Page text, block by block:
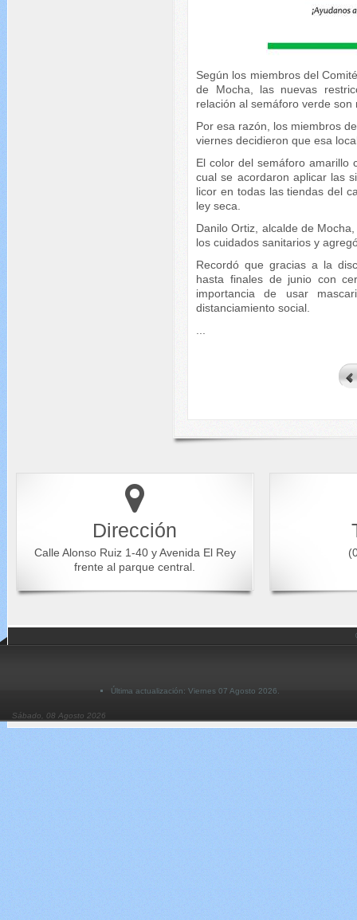
Según los miembros del
de Mocha, las nuevas
relación al semáforo verde son
Por esa razón, los miembros
viernes decidieron que esa
El color del semáforo amarillo
cual se acordaron aplicar las
licor en todas las tiendas del
ley seca.
Danilo Ortiz, alcalde de
los cuidados sanitarios y
Recordó que gracias a la
hasta finales de junio con
importancia de usar
distanciamiento social.
Dirección
Calle Alonso Ruiz 1-40 y Avenida El Rey
frente al parque central.
Última actualización: Viernes 07 Agosto 2026.
Sábado, 08 Agosto 2026